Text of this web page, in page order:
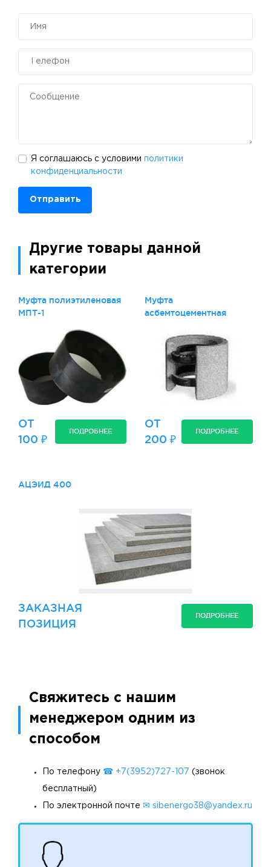
Я соглашаюсь с условими политики
конфиденциальности
Отправить
Другие товары данной
категории
Муфта полиэтиленовая
МПТ-1
ОТ
100 ₽
ПОДРОБНЕЕ
Муфта
асбемтоцементная
ОТ
200 ₽
ПОДРОБНЕЕ
АЦЭИД 400
ЗАКАЗНАЯ
ПОЗИЦИЯ
ПОДРОБНЕЕ
Свяжитесь с нашим
менеджером одним из
способом
По телефону ☎ +7(3952)727-107 (звонок
бесплатный)
По электронной почте ✉ sibenergo38@yandex.ru